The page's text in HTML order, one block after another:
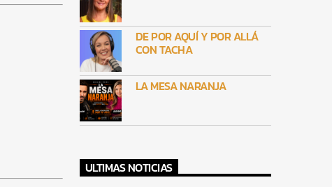
DE POR AQUÍ Y POR ALLÁ
CON TACHA
LA MESA NARANJA
ULTIMAS NOTICIAS